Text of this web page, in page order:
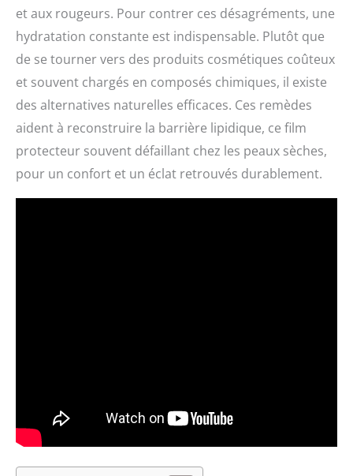
et aux rougeurs. Pour contrer ces désagréments, une
hydratation constante est indispensable. Plutôt que
de se tourner vers des produits cosmétiques coûteux
et souvent chargés en composés chimiques, il existe
des alternatives naturelles efficaces. Ces remèdes
aident à reconstruire la barrière lipidique, ce film
protecteur souvent défaillant chez les peaux sèches,
pour un confort et un éclat retrouvés durablement.